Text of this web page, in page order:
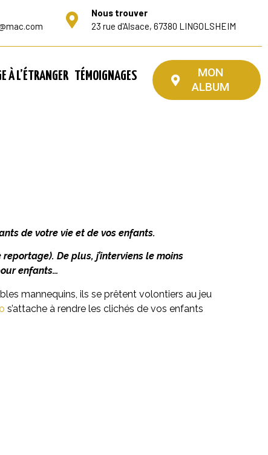
Nous trouver
23 rue d'Alsace, 67380 LINGOLSHEIM
À L’ÉTRANGER TÉMOIGNAGES
MON
ALBUM
de votre vie et de vos enfants.
De plus, j’interviens le moins
enfants…
mannequins, ils se prêtent volontiers au jeu
s’attache à rendre les clichés de vos enfants